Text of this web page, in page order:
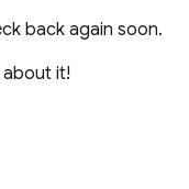
back again soon.
it!